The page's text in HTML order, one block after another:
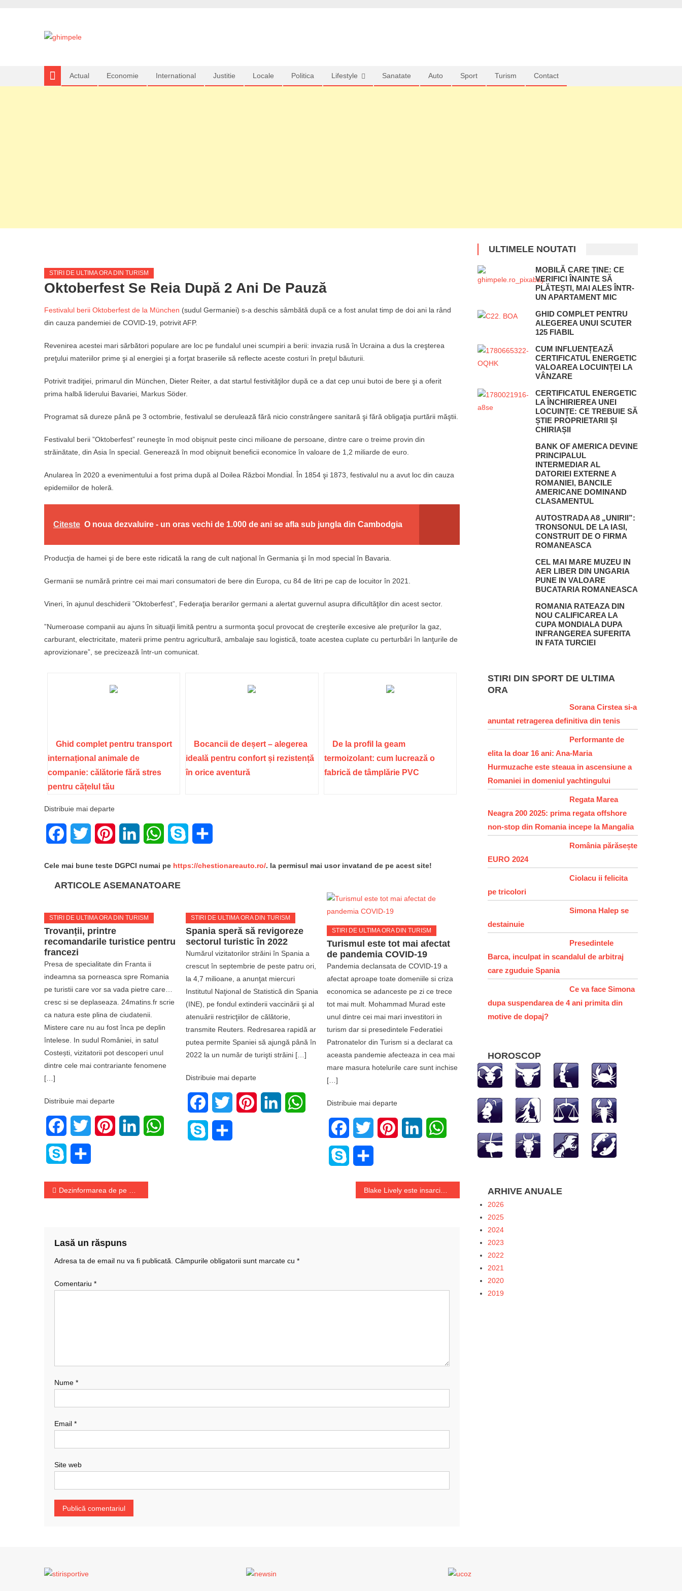
Actual Economie International Justitie Locale Politica Lifestyle Sanatate Auto Sport Turism Contact
STIRI DE ULTIMA ORA DIN TURISM
Oktoberfest Se Reia După 2 Ani De Pauză
Festivalul berii Oktoberfest de la München (sudul Germaniei) s-a deschis sâmbătă după ce a fost anulat timp de doi ani la rând
din cauza pandemiei de COVID-19, potrivit AFP.
Revenirea acestei mari sărbători populare are loc pe fundalul unei scumpiri a berii: invazia rusă în Ucraina a dus la creşterea
preţului materiilor prime şi al energiei şi a forţat braseriile să reflecte aceste costuri în preţul băuturii.
Potrivit tradiţiei, primarul din München, Dieter Reiter, a dat startul festivităţilor după ce a dat cep unui butoi de bere şi a oferit
prima halbă liderului Bavariei, Markus Söder.
Programat să dureze până pe 3 octombrie, festivalul se derulează fără nicio constrângere sanitară şi fără obligaţia purtării măştii.
Festivalul berii ”Oktoberfest” reuneşte în mod obişnuit peste cinci milioane de persoane, dintre care o treime provin din
străinătate, din Asia în special. Generează în mod obişnuit beneficii economice în valoare de 1,2 miliarde de euro.
Anularea în 2020 a evenimentului a fost prima după al Doilea Război Mondial. În 1854 şi 1873, festivalul nu a avut loc din cauza
epidemiilor de holeră.
Citeste O noua dezvaluire - un oras vechi de 1.000 de ani se afla sub jungla din Cambodgia
Producţia de hamei şi de bere este ridicată la rang de cult naţional în Germania şi în mod special în Bavaria.
Germanii se numără printre cei mai mari consumatori de bere din Europa, cu 84 de litri pe cap de locuitor în 2021.
Vineri, în ajunul deschiderii ”Oktoberfest”, Federaţia berarilor germani a alertat guvernul asupra dificultăţilor din acest sector.
”Numeroase companii au ajuns în situaţii limită pentru a surmonta şocul provocat de creşterile excesive ale preţurilor la gaz,
carburant, electricitate, materii prime pentru agricultură, ambalaje sau logistică, toate acestea cuplate cu perturbări în lanţurile de
aprovizionare”, se precizează într-un comunicat.
Ghid complet pentru transport
internațional animale de
companie: călătorie fără stres
pentru cățelul tău
Bocancii de deșert – alegerea
ideală pentru confort și rezistență
în orice aventură
De la profil la geam
termoizolant: cum lucrează o
fabrică de tâmplărie PVC
Distribuie mai departe
FacebookTwitter PinterestLinkedIn WhatsAppSkype
Cele mai bune teste DGPCI numai pe https://chestionareauto.ro/. Ia permisul mai usor invatand de pe acest site!
ARTICOLE ASEMANATOARE
STIRI DE ULTIMA ORA DIN TURISM
Trovanții, printre
recomandarile turistice pentru
francezi
Presa de specialitate din Franta ii
indeamna sa porneasca spre Romania
pe turistii care vor sa vada pietre care…
cresc si se deplaseaza. 24matins.fr scrie
ca natura este plina de ciudatenii.
Mistere care nu au fost înca pe deplin
întelese. In sudul României, in satul
Costești, vizitatorii pot descoperi unul
dintre cele mai contrariante fenomene
[…]
Distribuie mai departe
FacebookTwitter PinterestLinkedIn WhatsApp
Skype
STIRI DE ULTIMA ORA DIN TURISM
Spania speră să revigoreze
sectorul turistic în 2022
Numărul vizitatorilor străini în Spania a
crescut în septembrie de peste patru ori,
la 4,7 milioane, a anunţat miercuri
Institutul Naţional de Statistică din Spania
(INE), pe fondul extinderii vaccinării şi al
atenuării restricţiilor de călătorie,
transmite Reuters. Redresarea rapidă ar
putea permite Spaniei să ajungă până în
2022 la un număr de turişti străini […]
Distribuie mai departe
FacebookTwitter PinterestLinkedIn WhatsApp
Skype
STIRI DE ULTIMA ORA DIN TURISM
Turismul este tot mai afectat
de pandemia COVID-19
Pandemia declansata de COVID-19 a
afectat aproape toate domeniile si criza
economica se adanceste pe zi ce trece
tot mai mult. Mohammad Murad este
unul dintre cei mai mari investitori in
turism dar si presedintele Federatiei
Patronatelor din Turism si a declarat ca
aceasta pandemie afecteaza in cea mai
mare masura hotelurile care sunt inchise
[…]
Distribuie mai departe
FacebookTwitter PinterestLinkedIn
Skype
Navigare
Dezinformarea de pe TikTok a atins niveluri alarmante
Lasă un răspuns
Adresa ta de email nu va fi publicată. Câmpurile obligatorii sunt marcate cu *
Comentariu *
Nume *
Email *
Site web
ULTIMELE NOUTATI
MOBILĂ CARE ȚINE: CE
VERIFICI ÎNAINTE SĂ
PLĂTEȘTI, MAI ALES ÎNTR-
UN APARTAMENT MIC
GHID COMPLET PENTRU
ALEGEREA UNUI SCUTER
125 FIABIL
CUM INFLUENȚEAZĂ
CERTIFICATUL ENERGETIC
VALOAREA LOCUINȚEI LA
VÂNZARE
CERTIFICATUL ENERGETIC
LA ÎNCHIRIEREA UNEI
LOCUINȚE: CE TREBUIE SĂ
ȘTIE PROPRIETARII ȘI
CHIRIAȘII
BANK OF AMERICA DEVINE
PRINCIPALUL
INTERMEDIAR AL
DATORIEI EXTERNE A
ROMANIEI, BANCILE
AMERICANE DOMINAND
CLASAMENTUL
AUTOSTRADA A8 „UNIRII”:
TRONSONUL DE LA IASI,
CONSTRUIT DE O FIRMA
ROMANEASCA
CEL MAI MARE MUZEU IN
AER LIBER DIN UNGARIA
PUNE IN VALOARE
BUCATARIA ROMANEASCA
ROMANIA RATEAZA DIN
NOU CALIFICAREA LA
CUPA MONDIALA DUPA
INFRANGEREA SUFERITA
IN FATA TURCIEI
STIRI DIN SPORT DE ULTIMA
ORA
Sorana Cirstea si-a
anuntat retragerea definitiva din tenis
Performante de
elita la doar 16 ani: Ana-Maria
Hurmuzache este steaua in ascensiune a
Romaniei in domeniul yachtingului
Regata Marea
Neagra 200 2025: prima regata offshore
non-stop din Romania incepe la Mangalia
România părăsește
EURO 2024
Ciolacu ii felicita
pe tricolori
Simona Halep se
destainuie
Presedintele
Barca, inculpat in scandalul de arbitraj
care zguduie Spania
Ce va face Simona
dupa suspendarea de 4 ani primita din
motive de dopaj?
HOROSCOP
ARHIVE ANUALE
2026
2025
2024
2023
2022
2021
2020
2019